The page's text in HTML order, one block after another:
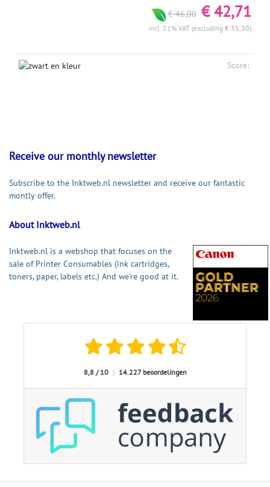
€ 46,00 € 42,71
incl. 21% VAT (excluding € 35,30)
Score:
Receive our monthly newsletter
Subscribe to the Inktweb.nl newsletter and receive our fantastic
montly offer.
About Inktweb.nl
Inktweb.nl is a webshop that focuses on the
sale of Printer Consumables (ink cartridges,
toners, paper, labels etc.) And we're good at it.
8,8 / 10 | 14.227 beoordelingen